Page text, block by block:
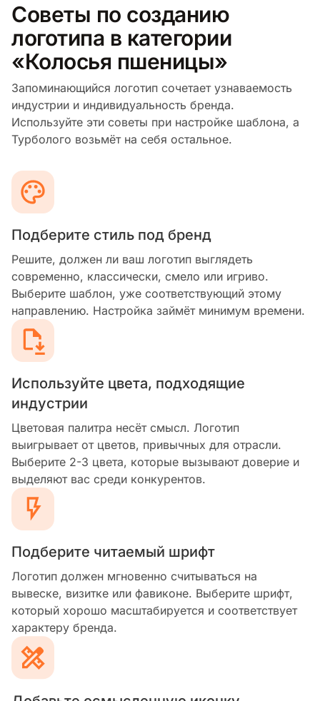
Советы по созданию
логотипа в категории
«Колосья пшеницы»
Запоминающийся логотип сочетает узнаваемость
индустрии и индивидуальность бренда.
Используйте эти советы при настройке шаблона, а
Турболого возьмёт на себя остальное.
Подберите стиль под бренд
Решите, должен ли ваш логотип выглядеть
современно, классически, смело или игриво.
Выберите шаблон, уже соответствующий этому
направлению. Настройка займёт минимум времени.
Используйте цвета, подходящие
индустрии
Цветовая палитра несёт смысл. Логотип
выигрывает от цветов, привычных для отрасли.
Выберите 2-3 цвета, которые вызывают доверие и
выделяют вас среди конкурентов.
Подберите читаемый шрифт
Логотип должен мгновенно считываться на
вывеске, визитке или фавиконе. Выберите шрифт,
который хорошо масштабируется и соответствует
характеру бренда.